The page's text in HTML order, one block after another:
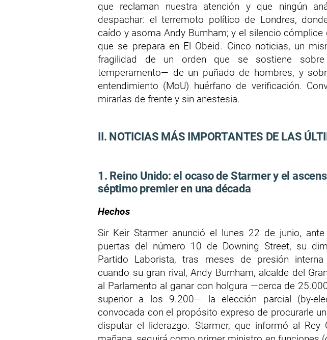
que reclaman nuestra atención y que ningún
despachar: el terremoto político de Londres,
caído y asoma Andy Burnham; y el silencio cómplice
que se prepara en El Obeid. Cinco noticias, un
fragilidad de un orden que se sostiene
temperamento— de un puñado de hombres, y
entendimiento (MoU) huérfano de verificación.
mirarlas de frente y sin anestesia.
II. NOTICIAS MÁS IMPORTANTES DE LAS
1. Reino Unido: el ocaso de Starmer y el
séptimo premier en una década
Hechos
Sir Keir Starmer anunció el lunes 22 de junio,
puertas del número 10 de Downing Street, su
Partido Laborista, tras meses de presión
cuando su gran rival, Andy Burnham, alcalde del
al Parlamento al ganar con holgura —cerca de
superior a los 9.200— la elección parcial (by-
convocada con el propósito expreso de procurarle
disputar el liderazgo. Starmer, que informó al Rey